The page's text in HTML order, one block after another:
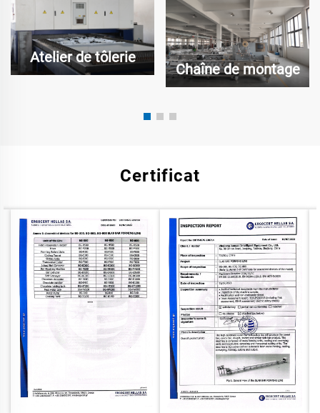
Atelier de tôlerie
Chaîne de montage
Certificat